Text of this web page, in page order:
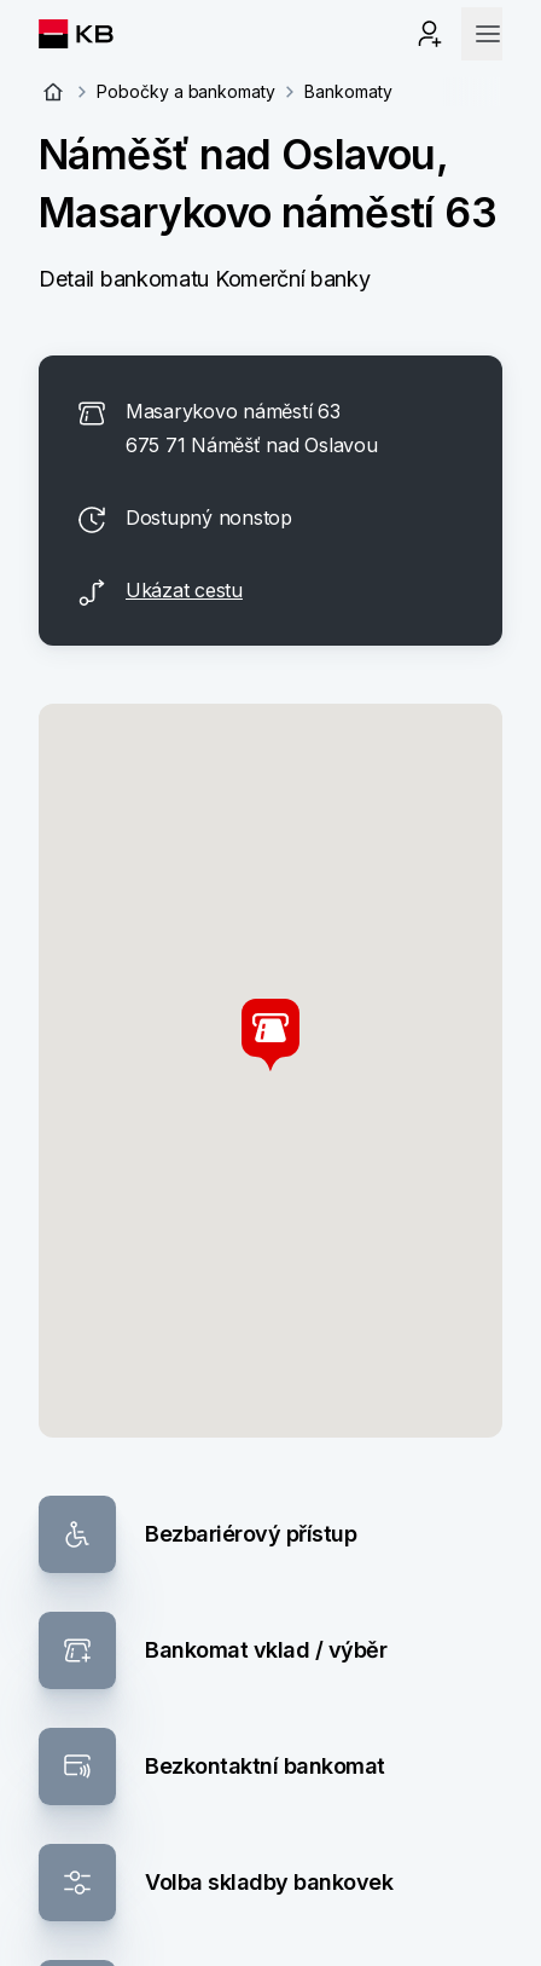
Pobočky a bankomaty Bankomaty
Náměšť nad Oslavou,
Masarykovo náměstí 63
Detail bankomatu Komerční banky
Masarykovo náměstí 63
675 71 Náměšť nad Oslavou
Dostupný nonstop
Ukázat cestu
Bezbariérový přístup
Bankomat vklad / výběr
Bezkontaktní bankomat
Volba skladby bankovek